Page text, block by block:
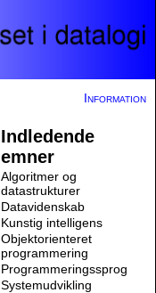
Information
Indledende
emner
Algoritmer og
datastrukturer
Datavidenskab
Kunstig intelligens
Objektorienteret
programmering
Programmeringssprog
Systemudvikling